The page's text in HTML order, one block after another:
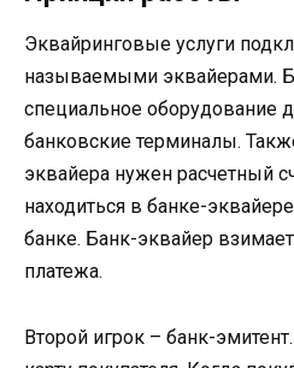
Эквайринговые услуги
называемыми эквайерами.
специальное оборудование
банковские терминалы.
эквайера нужен расчетный
находиться в банке-
банке. Банк-эквайер
платежа.
Второй игрок – банк-